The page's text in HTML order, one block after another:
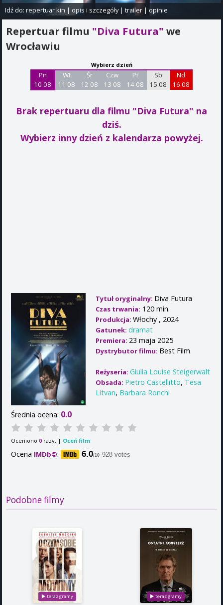
Idź do:repertuar kin | opis i szczegóły|trailer |opinie
Repertuar filmu "Diva Futura" we
Wrocławiu
Wybierz dzień
Pn
10 08
Wt
11 08
Śr
12 08
Czw
13 08
Pt
14 08
Sb
15 08
Nd
16 08
Brak repertuaru dla filmu "Diva Futura" na
dziś.
Wybierz inny dzień z kalendarza powyżej.
Tytuł oryginalny: Diva Futura
Czas trwania: 120 min.
Produkcja: Włochy , 2024
Gatunek: dramat
Premiera: 23 maja 2025
Dystrybutor filmu: Best Film
Reżyseria: Giulia Louise Steigerwalt
Obsada: Pietro Castellitto, Tesa
Litvan, Barbara Ronchi
Średnia ocena: 0.0
Oceniono 0 razy. | Oceń film
Ocena IMDb©: 6.0/10 928 votes
Podobne filmy